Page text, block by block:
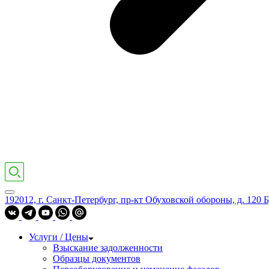
192012, г. Санкт-Петербург, пр-кт Обуховской обороны, д. 120
Услуги / Цены
Взыскание задолженности
Образцы документов